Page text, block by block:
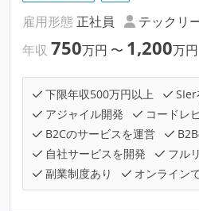
雇用形態 正社員 テックリ
年収 750万円 〜 1,200万円
下限年収500万円以上
SIer
アジャイル開発
コードレ
B2Cのサービスを運営
自社サービスを開発
フル
副業制度あり
オンライン